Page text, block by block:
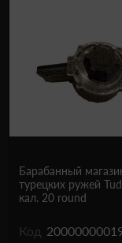
Барабанный
турецких ружей
кал. 20 round
Код